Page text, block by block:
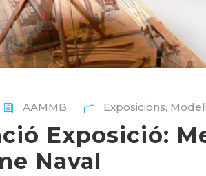
AAMMB Exposicions,
Exposició:
Naval